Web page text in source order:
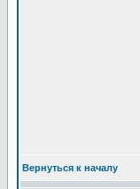
Вернуться к началу